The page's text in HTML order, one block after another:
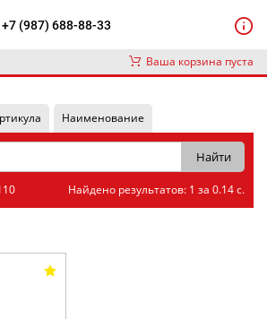
+7 (987) 688-88-33
Ваша корзина пуста
Наименование
Найдено результатов: 1 за 0.14 с.